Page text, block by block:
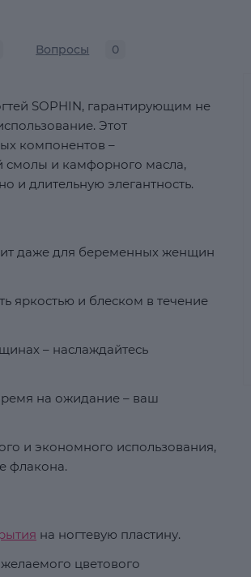
Вопросы 0
SOPHIN, гарантирующим не
Этот
компонентов –
смолы и камфорного масла,
и длительную элегантность.
даже для беременных женщин
яркостью и блеском в течение
– наслаждайтесь
на ожидание – ваш
и экономного использования,
флакона.
на ногтевую пластину.
цветового